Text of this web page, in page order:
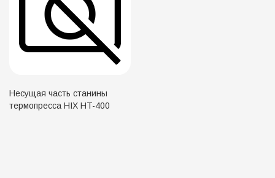
Несущая часть станины
термопресса HIX HT-400